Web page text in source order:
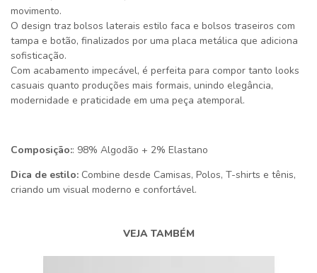
movimento.
O design traz bolsos laterais estilo faca e bolsos traseiros com
tampa e botão, finalizados por uma placa metálica que adiciona
sofisticação.
Com acabamento impecável, é perfeita para compor tanto looks
casuais quanto produções mais formais, unindo elegância,
modernidade e praticidade em uma peça atemporal.
Composição:: 98% Algodão + 2% Elastano
Dica de estilo: Combine desde Camisas, Polos, T-shirts e tênis,
criando um visual moderno e confortável.
VEJA TAMBÉM